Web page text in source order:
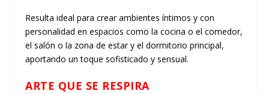
Resulta ideal para crear ambientes íntimos y con
personalidad en espacios como la cocina o el comedor,
el salón o la zona de estar y el dormitorio principal,
aportando un toque sofisticado y sensual.
ARTE QUE SE RESPIRA